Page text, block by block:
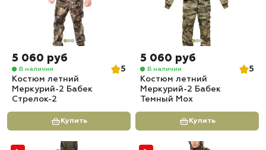
5 060 руб
В наличии
5
Костюм летний
Меркурий-2 Бабек
Стрелок-2
Купить
5 060 руб
В наличии
5
Костюм летний
Меркурий-2 Бабек
Темный Мох
Купить